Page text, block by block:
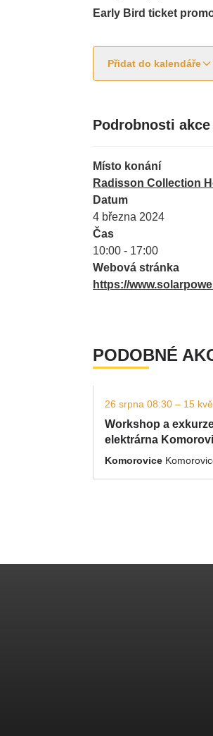
Early Bird ticket
Přidat do kalendáře
Podrobnosti akce
Místo konání
Radisson Collection
Datum
4 března 2024
Čas
10:00 - 17:00
Webová stránka
https://
PODOBNÉ
26 srpna 08:30 – 15
Workshop a
elektrárna
Komorovice